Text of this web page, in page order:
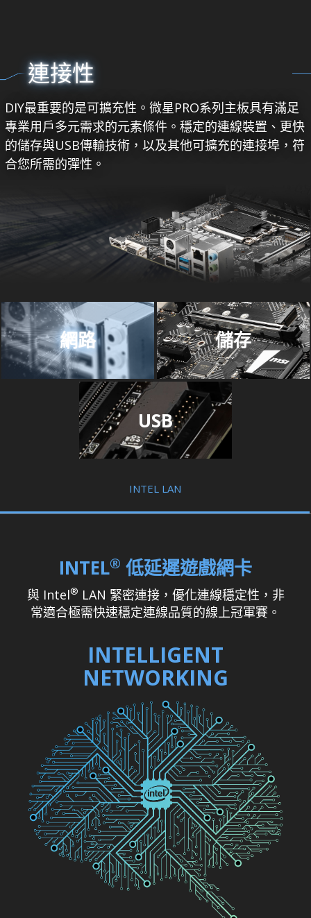
連接性
DIY最重要的是可擴充性。微星PRO系列主板具有滿足
專業用戶多元需求的元素條件。穩定的連線裝置、更快
的儲存與USB傳輸技術，以及其他可擴充的連接埠，符
合您所需的彈性。
網路 儲存
USB
INTEL LAN
INTEL® 低延遲遊戲網卡
與 Intel® LAN 緊密連接，優化連線穩定性，非
常適合極需快速穩定連線品質的線上冠軍賽。
INTELLIGENT
NETWORKING